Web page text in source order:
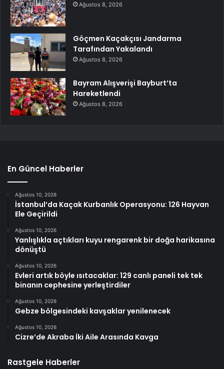
Ağustos 8, 2026
Göçmen Kaçakçısı Jandarma
Tarafından Yakalandı
Ağustos 8, 2026
Bayram Alışverişi Bayburt’ta
Hareketlendi
Ağustos 8, 2026
En Güncel Haberler
Ağustos 10, 2026
İstanbul’da Kaçak Kurbanlık Operasyonu: 126 Hayvan
Ele Geçirildi
Ağustos 10, 2026
Yanlışlıkla açtıkları kuyu rengarenk bir doğa harikasına
dönüştü
Ağustos 10, 2026
Evleri artık böyle ısıtacaklar: 129 canlı paneli tek tek
binanın cephesine yerleştirdiler
Ağustos 10, 2026
Gebze bölgesindeki kavşaklar yenilenecek
Ağustos 10, 2026
Cizre’de Akraba İki Aile Arasında Kavga
Rastgele Haberler